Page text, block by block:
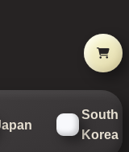
South
Korea